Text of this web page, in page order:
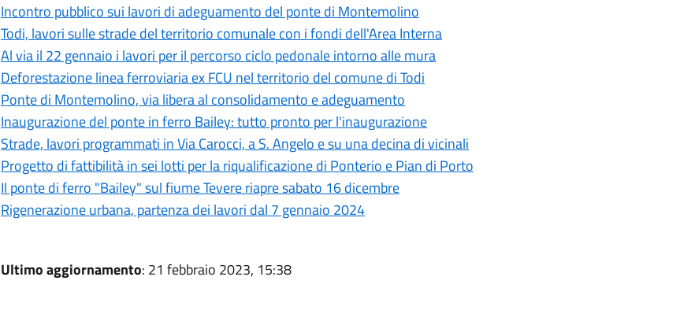
Incontro pubblico sui lavori di adeguamento del ponte di Montemolino
Todi, lavori sulle strade del territorio comunale con i fondi dell'Area Interna
Al via il 22 gennaio i lavori per il percorso ciclo pedonale intorno alle mura
Deforestazione linea ferroviaria ex FCU nel territorio del comune di Todi
Ponte di Montemolino, via libera al consolidamento e adeguamento
Inaugurazione del ponte in ferro Bailey: tutto pronto per l'inaugurazione
Strade, lavori programmati in Via Carocci, a S. Angelo e su una decina di vicinali
Progetto di fattibilità in sei lotti per la riqualificazione di Ponterio e Pian di Porto
Il ponte di ferro "Bailey" sul fiume Tevere riapre sabato 16 dicembre
Rigenerazione urbana, partenza dei lavori dal 7 gennaio 2024
Ultimo aggiornamento: 21 febbraio 2023, 15:38